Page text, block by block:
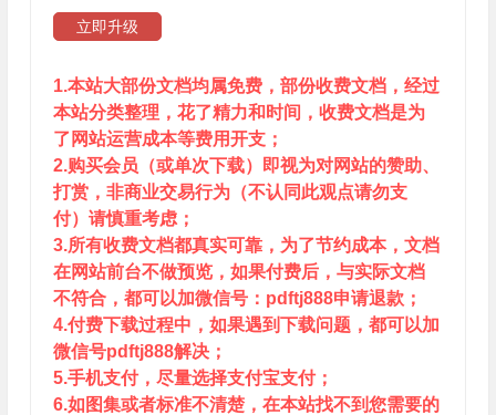
立即升级
1.本站大部份文档均属免费，部份收费文档，经过
本站分类整理，花了精力和时间，收费文档是为
了网站运营成本等费用开支；
2.购买会员（或单次下载）即视为对网站的赞助、
打赏，非商业交易行为（不认同此观点请勿支
付）请慎重考虑；
3.所有收费文档都真实可靠，为了节约成本，文档
在网站前台不做预览，如果付费后，与实际文档
不符合，都可以加微信号：pdftj888申请退款；
4.付费下载过程中，如果遇到下载问题，都可以加
微信号pdftj888解决；
5.手机支付，尽量选择支付宝支付；
6.如图集或者标准不清楚，在本站找不到您需要的